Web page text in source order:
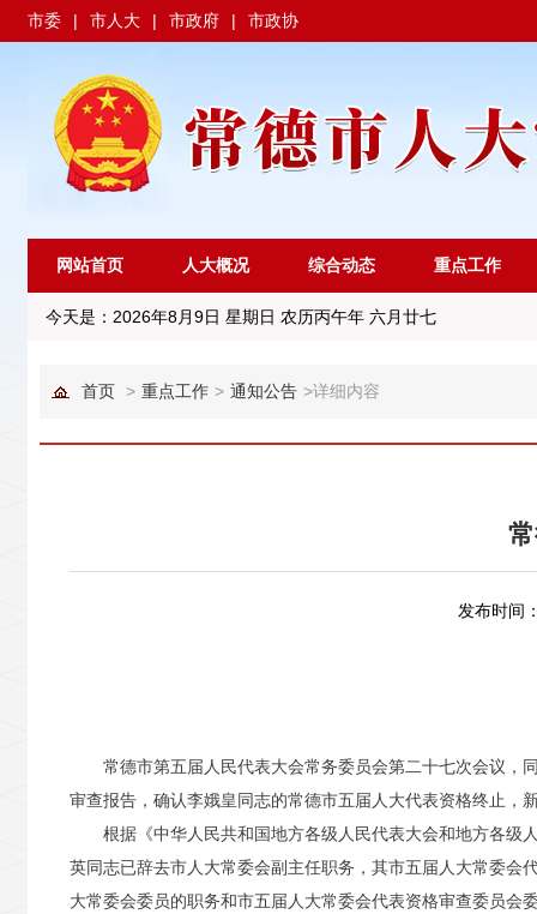
市委 | 市人大 | 市政府 | 市政协
网站首页 人大概况 综合动态 重点工作
今天是： 2026年8月9日 星期日 农历丙午年 六月廿七
首页 > 重点工作 > 通知公告 >详细内容
发布时间
常德市第五届人民代表大会常务委员会第二十七次会议，同
审查报告，确认李娥皇同志的常德市五届人大代表资格终止，
根据《中华人民共和国地方各级人民代表大会和地方各级人
英同志已辞去市人大常委会副主任职务，其市五届人大常委会
大常委会委员的职务和市五届人大常委会代表资格审查委员会